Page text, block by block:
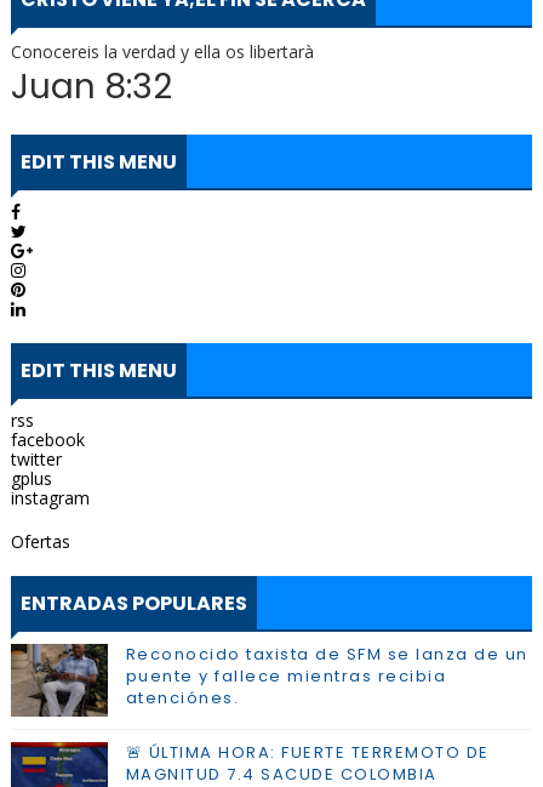
Conocereis la verdad y ella os libertarà
Juan 8:32
EDIT THIS MENU
EDIT THIS MENU
rss
facebook
twitter
gplus
instagram
Ofertas
ENTRADAS POPULARES
Reconocido taxista de SFM se lanza de un
puente y fallece mientras recibia
atenciónes.
🚨 ÚLTIMA HORA: FUERTE TERREMOTO DE
MAGNITUD 7.4 SACUDE COLOMBIA